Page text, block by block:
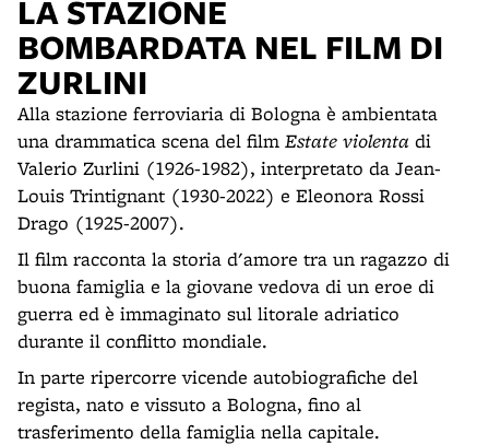
LA STAZIONE
BOMBARDATA NEL FILM DI
ZURLINI
Alla stazione ferroviaria di Bologna è ambientata
una drammatica scena del film Estate violenta di
Valerio Zurlini (1926-1982), interpretato da Jean-
Louis Trintignant (1930-2022) e Eleonora Rossi
Drago (1925-2007).
Il film racconta la storia d'amore tra un ragazzo di
buona famiglia e la giovane vedova di un eroe di
guerra ed è immaginato sul litorale adriatico
durante il conflitto mondiale.
In parte ripercorre vicende autobiografiche del
regista, nato e vissuto a Bologna, fino al
trasferimento della famiglia nella capitale.